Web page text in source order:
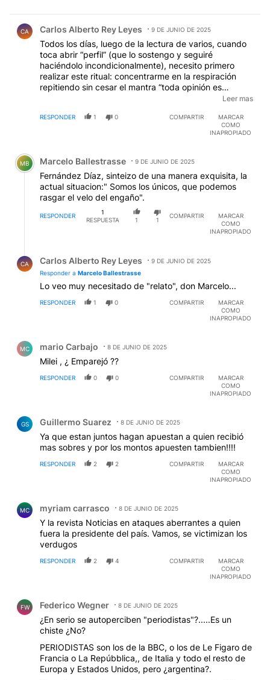
CA Carlos Alberto Rey Leyes 9 DE JUNIO DE 2025
Todos los días, luego de la lectura de varios, cuando
toca abrir “perfil” (que lo sostengo y seguiré
haciéndolo incondicionalmente), necesito primero
realizar este ritual: concentrarme en la respiración
repitiendo sin cesar el mantra “toda opinión es
legítima”, toda opinión es legítima… (unas 90 veces), y
lo triste – con lo que me voy a encontrar… ¡Todo todo
Leer mas
RESPONDER 1 0 COMPARTIR
MARCAR
COMO
INAPROPIADO
Comentario de Marcelo Ballestrasse.
MB Marcelo Ballestrasse 9 DE JUNIO DE 2025
Fernández Díaz, sinteizo de una manera exquisita, la
actual situacion:" Somos los únicos, que podemos
rasgar el velo del engaño".
RESPONDER
1
RESPUESTA
1 1
COMPARTIR
MARCAR
COMO
INAPROPIADO
CA Carlos Alberto Rey Leyes
9 DE JUNIO DE 2025
Responder a Marcelo Ballestrasse
Lo veo muy necesitado de "relato", don Marcelo...
RESPONDER 1 0 COMPARTIR
MARCAR
COMO
INAPROPIADO
MC mario Carbajo 8 DE JUNIO DE 2025
Milei , ¿ Emparejó ??
RESPONDER 0 0 COMPARTIR
MARCAR
COMO
INAPROPIADO
GS Guillermo Suarez 8 DE JUNIO DE 2025
Ya que estan juntos hagan apuestan a quien recibió
mas sobres y por los montos apuesten tambien!!!!
RESPONDER 2 2 COMPARTIR
MARCAR
COMO
INAPROPIADO
MC myriam carrasco 8 DE JUNIO DE 2025
Y la revista Noticias en ataques aberrantes a quien
fuera la presidente del país. Vamos, se victimizan los
verdugos
RESPONDER 2 4 COMPARTIR
MARCAR
COMO
INAPROPIADO
FW Federico Wegner 8 DE JUNIO DE 2025
¿En serio se autoperciben "periodistas"?.....Es un
chiste ¿No?
PERIODISTAS son los de la BBC, o los de Le Figaro de
Francia o La Repúbblica,, de Italia y todo el resto de
Europa y Estados Unidos, pero ¿argentina?.